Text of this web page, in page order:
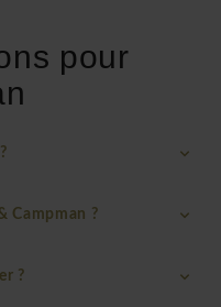
pour
Campman ?
?